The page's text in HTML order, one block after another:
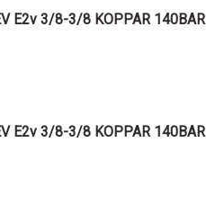
E2v 3/8-3/8 KOPPAR 140BAR
E2v 3/8-3/8 KOPPAR 140BAR